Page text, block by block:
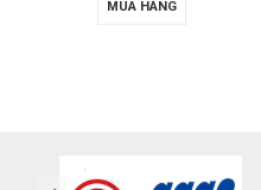
MUA HÀNG